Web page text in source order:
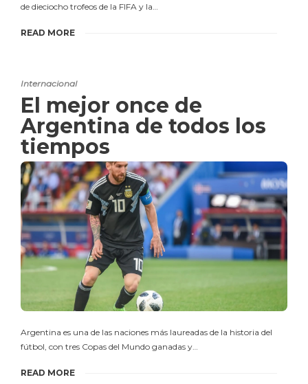
de dieciocho trofeos de la FIFA y la…
READ MORE
Internacional
El mejor once de
Argentina de todos los
tiempos
Argentina es una de las naciones más laureadas de la historia del
fútbol, con tres Copas del Mundo ganadas y…
READ MORE